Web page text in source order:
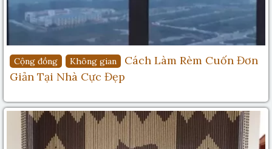
Cộng đồng Không gian
Cách Làm Rèm Cuốn Đơn
Giản Tại Nhà Cực Đẹp